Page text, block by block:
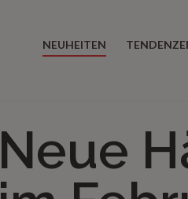
NEUHEITEN
Neue